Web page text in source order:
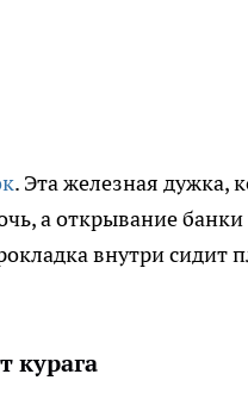
. Эта железная дужка,
а открывание
внутри сидит
курага